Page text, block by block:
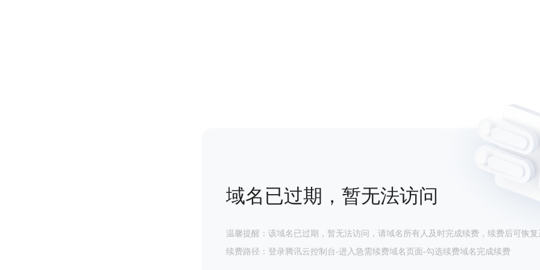
域名已过期，暂无法访问
温馨提醒：该域名已过期，暂无法访问，请域名所有人及时完成续费，续费后可恢复
续费路径：登录腾讯云控制台-进入急需续费域名页面-勾选续费域名完成续费